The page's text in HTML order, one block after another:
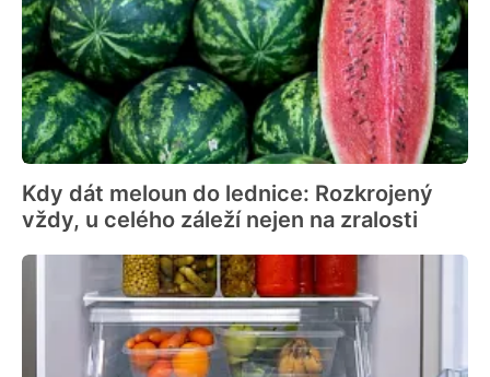
Kdy dát meloun do lednice: Rozkrojený
vždy, u celého záleží nejen na zralosti